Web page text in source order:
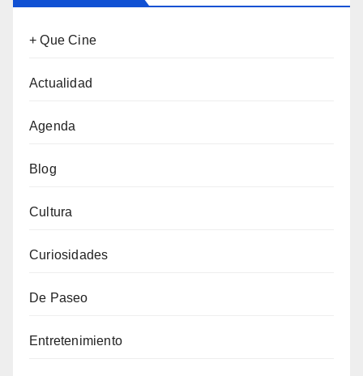
+ Que Cine
Actualidad
Agenda
Blog
Cultura
Curiosidades
De Paseo
Entretenimiento